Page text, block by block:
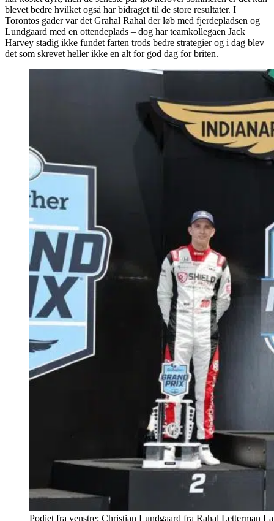
blevet bedre hvilket også har bidraget til de store resultater. I
Torontos gader var det Grahal Rahal der løb med fjerdepladsen og
Lundgaard med en ottendeplads – dog har teamkollegaen Jack
Harvey stadig ikke fundet farten trods bedre strategier og i dag blev
det som skrevet heller ikke en alt for god dag for briten.
Podiet fra venstre: Christian Lundgaard fra Rahal Letterman